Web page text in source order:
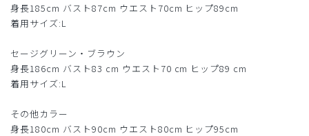
身長185cm バスト87cm ウエスト70cm ヒップ89cm
着用サイズ:L
セージグリーン・ブラウン
身長186cm バスト83 cm ウエスト70 cm ヒップ89 cm
着用サイズ:L
その他カラー
身長180cm バスト90cm ウエスト80cm ヒップ95cm